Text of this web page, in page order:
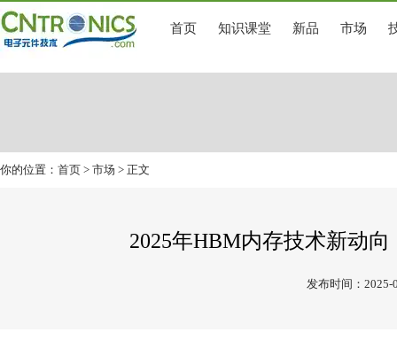
首页 知识课堂 新品 市场
你的位置： 首页 > 市场 > 正文
2025年HBM内存技术新动
发布时间：2025-